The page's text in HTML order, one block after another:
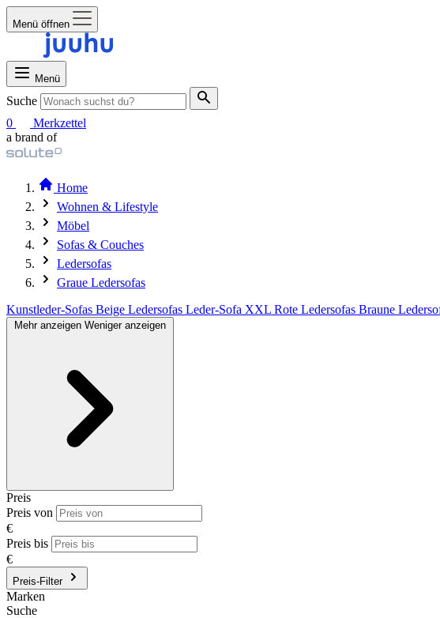
Menü öffnen
Menü
Suche
0
Merkzettel
a brand of
Home
Wohnen & Lifestyle
Möbel
Sofas & Couches
Ledersofas
Graue Ledersofas
Kunstleder-Sofas Beige Ledersofas Leder-Sofa XXL Rote Ledersofas Braune
Mehr anzeigen Weniger anzeigen
Preis
Preis von
€
Preis bis
€
Preis-Filter
Marken
Suche